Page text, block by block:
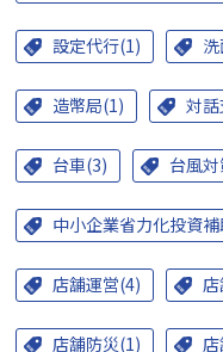
設定代行(1)
造幣局(1) 対
台車(3) 台風
中小企業省力化投資
店舗運営(4) 店
店舗防災(1)